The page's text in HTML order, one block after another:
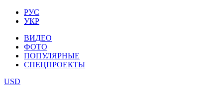
РУС
УКР
ВИДЕО
ФОТО
ПОПУЛЯРНЫЕ
СПЕЦПРОЕКТЫ
USD